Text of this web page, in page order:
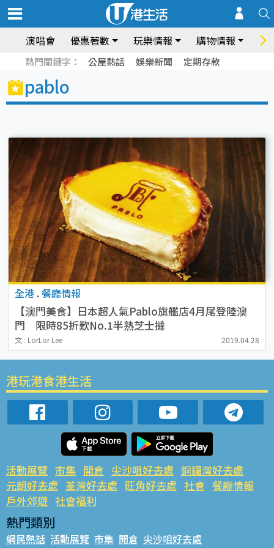
演唱會 優惠著數 玩樂情報 購物情報 飲
熱門關鍵字： 公屋熱話 娛樂新聞 定期存款
pablo
全港 . 餐廳情報
【澳門美食】日本超人氣Pablo旗艦店4月尾登陸澳
門 限時85折歎No.1半熟芝士撻
文 : LorLor Lee 2019.04.28
港玩港食港生活
活動展覽 市集 開倉 尖沙咀好去處 銅鑼灣好去處
元朗好去處 荃灣好去處 旺角好去處 社會 餐廳情報
戶外郊遊 社會福利
熱門類別
網民熱話 活動展覽 市集 開倉 尖沙咀好去處